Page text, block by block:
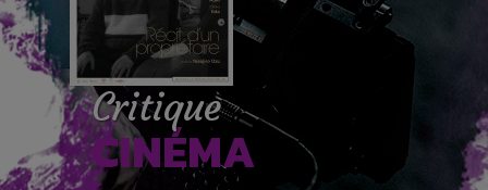
Critique
CINÉMA